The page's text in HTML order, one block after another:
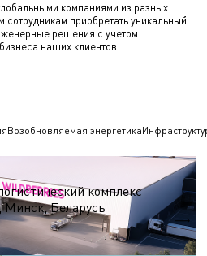
компаниями из разных
сотрудникам приобретать уникальный
решения с учетом
наших клиентов
Возобновляемая энергетика
комплекс
Минск, Беларусь